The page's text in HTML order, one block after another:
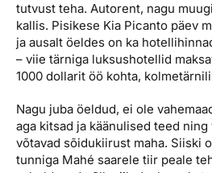
tutvust teha. Autorent, nagu
kallis. Pisikese Kia Picanto päev
ja ausalt öeldes on ka
– viie tärniga luksushotellid
1000 dollarit öö kohta,
Nagu juba öeldud, ei ole
aga kitsad ja käänulised teed
võtavad sõidukiirust maha. Siiski
tunniga Mahé saarele tiir peale